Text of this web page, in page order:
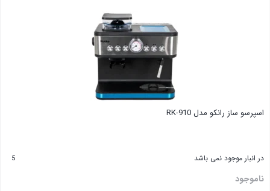
اسپرسو ساز رانکو مدل RK-910
در انبار موجود نمی باشد 5
ناموجود